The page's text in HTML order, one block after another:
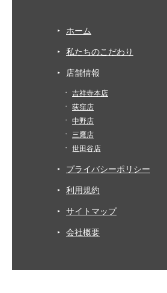
ホーム
私たちのこだわり
店舗情報
吉祥寺本店
荻窪店
中野店
三鷹店
世田谷店
プライバシーポリシー
利用規約
サイトマップ
会社概要